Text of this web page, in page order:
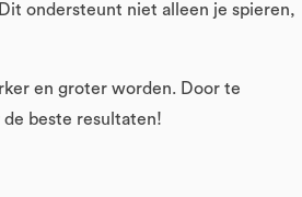
ondersteunt niet alleen je spieren,
en groter worden. Door te
beste resultaten!